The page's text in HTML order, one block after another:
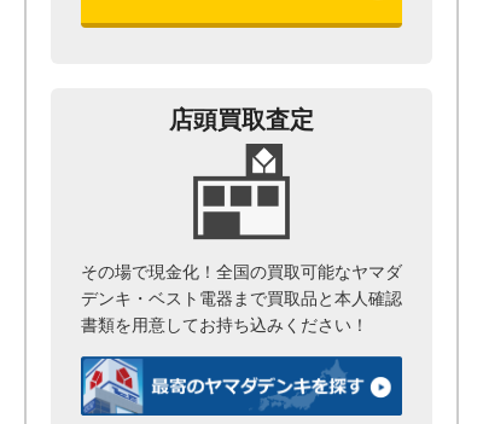
店頭買取査定
その場で現金化！全国の買取可能なヤマダ
デンキ・ベスト電器まで買取品と本人確認
書類を用意してお持ち込みください！